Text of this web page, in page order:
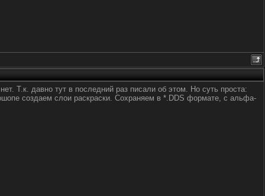
Т.к. давно тут в последний раз писали об этом. Но суть проста:
создаем слои раскраски. Сохраняем в *.DDS формате, с альфа-